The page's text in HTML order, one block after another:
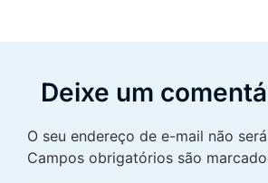
Deixe um
O seu endereço de e-mail não
Campos obrigatórios são